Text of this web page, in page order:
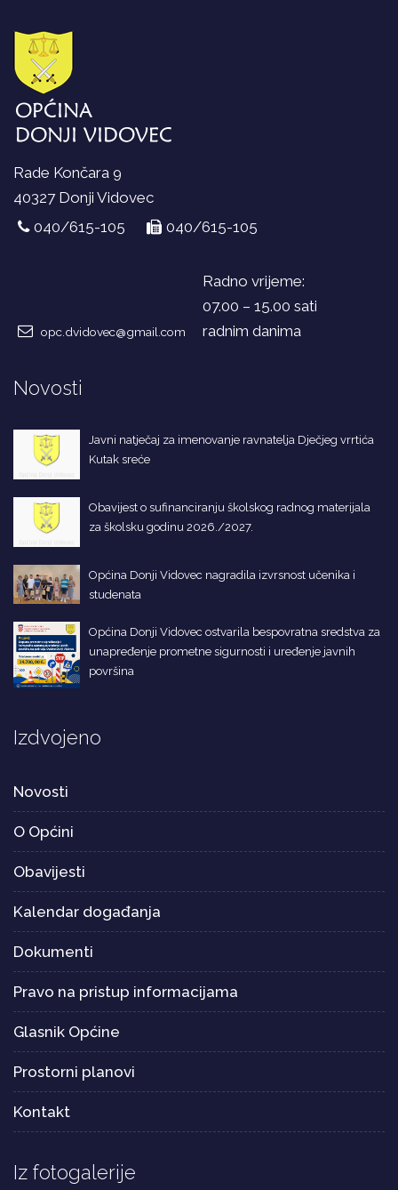
Rade Končara 9
40327 Donji Vidovec
040/615-105
040/615-105
opc.dvidovec@gmail.com
Radno vrijeme:
07.00 – 15.00 sati
radnim danima
Novosti
Javni natječaj za imenovanje ravnatelja Dječjeg vrrtića
Kutak sreće
Obavijest o sufinanciranju školskog radnog materijala
za školsku godinu 2026./2027.
Općina Donji Vidovec nagradila izvrsnost učenika i
studenata
Općina Donji Vidovec ostvarila bespovratna sredstva za
unapređenje prometne sigurnosti i uređenje javnih
površina
Izdvojeno
Novosti
O Općini
Obavijesti
Kalendar događanja
Dokumenti
Pravo na pristup informacijama
Glasnik Općine
Prostorni planovi
Kontakt
Iz fotogalerije